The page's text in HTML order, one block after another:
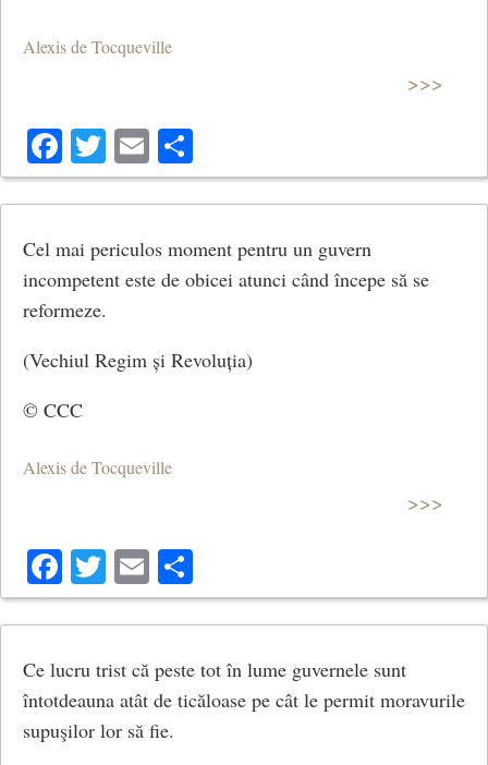
Alexis de Tocqueville
>>>
Facebook
Twitter
Email
Cel mai periculos moment pentru un guvern
incompetent este de obicei atunci când începe să se
reformeze.
(Vechiul Regim și Revoluția)
© CCC
Alexis de Tocqueville
>>>
Facebook
Twitter
Email
Ce lucru trist că peste tot în lume guvernele sunt
întotdeauna atât de ticăloase pe cât le permit moravurile
supuşilor lor să fie.